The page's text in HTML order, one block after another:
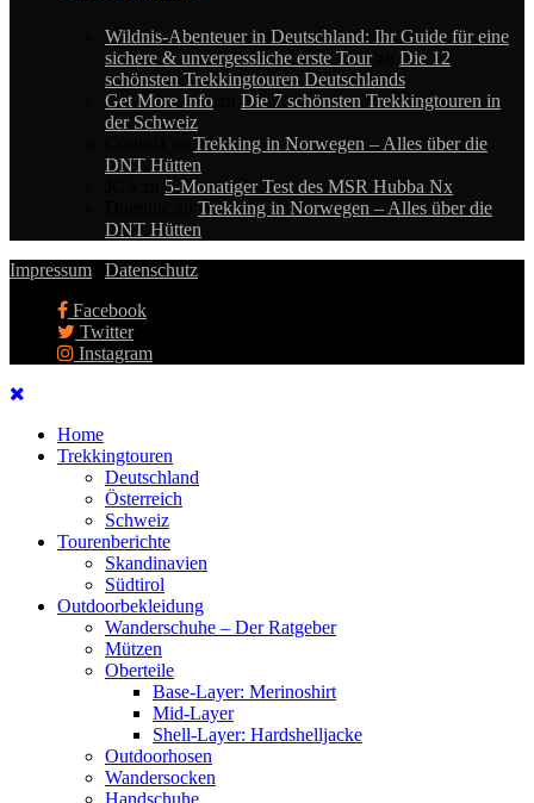
Wildnis-Abenteuer in Deutschland: Ihr Guide für eine
sichere & unvergessliche erste Tourzu Die 12
schönsten Trekkingtouren Deutschlands
Get More Info
Die 7 schönsten Trekkingtouren in
der Schweiz
Trekking in Norwegen – Alles über die
DNT Hütten
5-Monatiger Test des MSR Hubba Nx
Trekking in Norwegen – Alles über die
DNT Hütten
Impressum
Datenschutz
Facebook
Twitter
Instagram
Home
Trekkingtouren
Deutschland
Österreich
Schweiz
Tourenberichte
Skandinavien
Südtirol
Outdoorbekleidung
Wanderschuhe – Der Ratgeber
Mützen
Oberteile
Base-Layer: Merinoshirt
Mid-Layer
Shell-Layer: Hardshelljacke
Outdoorhosen
Wandersocken
Handschuhe